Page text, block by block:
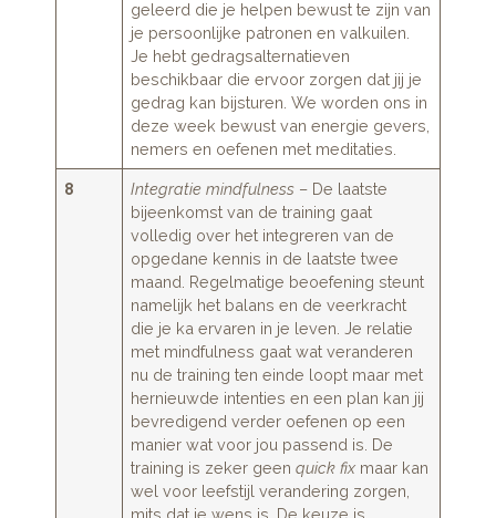
geleerd die je helpen bewust te zijn van
je persoonlijke patronen en valkuilen.
Je hebt gedragsalternatieven
beschikbaar die ervoor zorgen dat jij je
gedrag kan bijsturen. We worden ons in
deze week bewust van energie gevers,
nemers en oefenen met meditaties.
8 Integratie mindfulness – De laatste
bijeenkomst van de training gaat
volledig over het integreren van de
opgedane kennis in de laatste twee
maand. Regelmatige beoefening steunt
namelijk het balans en de veerkracht
die je ka ervaren in je leven. Je relatie
met mindfulness gaat wat veranderen
nu de training ten einde loopt maar met
hernieuwde intenties en een plan kan jij
bevredigend verder oefenen op een
manier wat voor jou passend is. De
training is zeker geenquick fix maar kan
wel voor leefstijl verandering zorgen,
mits dat je wens is. De keuze is